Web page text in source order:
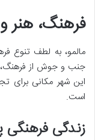
فرهنگ، هنر و
مالمو، به لطف تنوع
جنب و جوش از فرهنگ،
این شهر مکانی برای
است.
زندگی فرهنگی